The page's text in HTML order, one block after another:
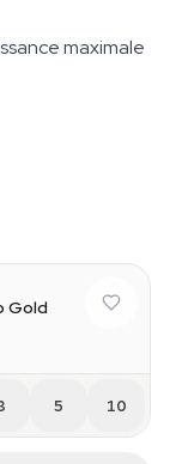
maximale
Gold
5 10